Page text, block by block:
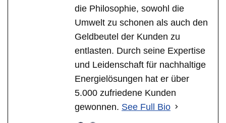
die Philosophie, sowohl die
Umwelt zu schonen als auch den
Geldbeutel der Kunden zu
entlasten. Durch seine Expertise
und Leidenschaft für nachhaltige
Energielösungen hat er über
5.000 zufriedene Kunden
gewonnen. See Full Bio